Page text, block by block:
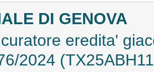
DI GENOVA
eredita'
2024